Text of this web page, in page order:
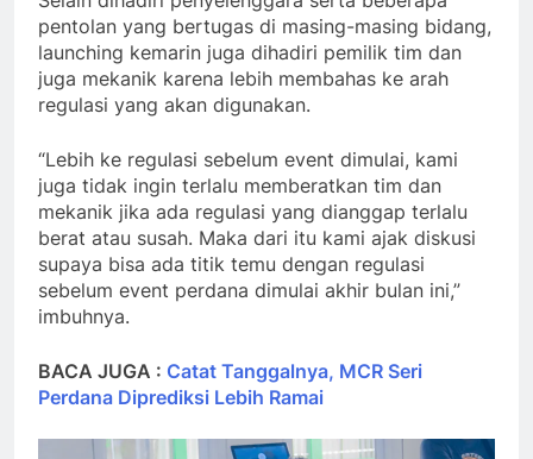
pentolan yang bertugas di masing-masing bidang,
launching kemarin juga dihadiri pemilik tim dan
juga mekanik karena lebih membahas ke arah
regulasi yang akan digunakan.
“Lebih ke regulasi sebelum event dimulai, kami
juga tidak ingin terlalu memberatkan tim dan
mekanik jika ada regulasi yang dianggap terlalu
berat atau susah. Maka dari itu kami ajak diskusi
supaya bisa ada titik temu dengan regulasi
sebelum event perdana dimulai akhir bulan ini,”
imbuhnya.
BACA JUGA : Catat Tanggalnya, MCR Seri
Perdana Diprediksi Lebih Ramai